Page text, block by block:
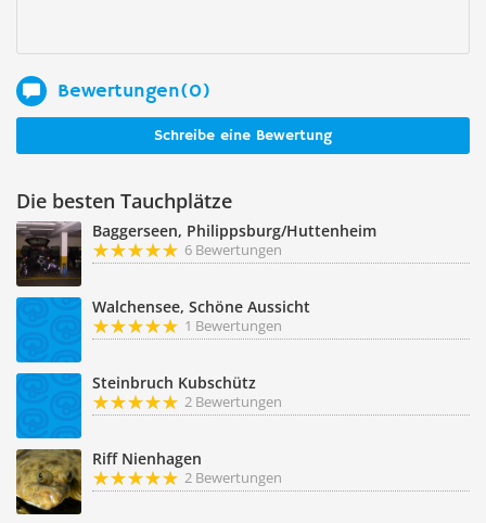
Bewertungen(0)
Schreibe eine Bewertung
Die besten Tauchplätze
Baggerseen, Philippsburg/Huttenheim
6 Bewertungen
Walchensee, Schöne Aussicht
1 Bewertungen
Steinbruch Kubschütz
2 Bewertungen
Riff Nienhagen
2 Bewertungen